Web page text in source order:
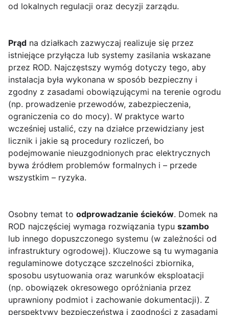
od lokalnych regulacji oraz decyzji zarządu.
Prąd na działkach zazwyczaj realizuje się przez
istniejące przyłącza lub systemy zasilania wskazane
przez ROD. Najczęstszy wymóg dotyczy tego, aby
instalacja była wykonana w sposób bezpieczny i
zgodny z zasadami obowiązującymi na terenie ogrodu
(np. prowadzenie przewodów, zabezpieczenia,
ograniczenia co do mocy). W praktyce warto
wcześniej ustalić, czy na działce przewidziany jest
licznik i jakie są procedury rozliczeń, bo
podejmowanie nieuzgodnionych prac elektrycznych
bywa źródłem problemów formalnych i – przede
wszystkim – ryzyka.
Osobny temat to odprowadzanie ścieków. Domek na
ROD najczęściej wymaga rozwiązania typu szambo
lub innego dopuszczonego systemu (w zależności od
infrastruktury ogrodowej). Kluczowe są tu wymagania
regulaminowe dotyczące szczelności zbiornika,
sposobu usytuowania oraz warunków eksploatacji
(np. obowiązek okresowego opróżniania przez
uprawniony podmiot i zachowanie dokumentacji). Z
perspektywy bezpieczeństwa i zgodności z zasadami